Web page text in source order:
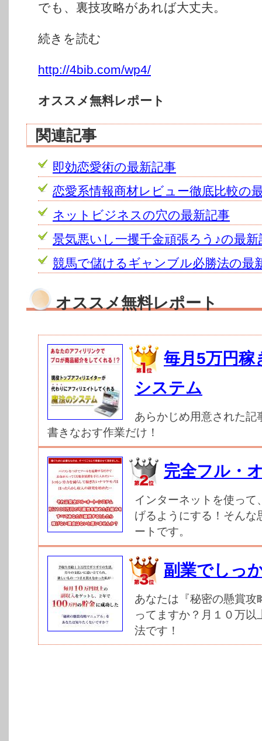
でも、裏技攻略があれば大丈夫。
続きを読む
http://4bib.com/wp4/
オススメ無料レポート
関連記事
即効恋愛術の最新記事
恋愛系情報商材レビュー徹底比較の
ネットビジネスの穴の最新記事
景気悪いし一攫千金頑張ろう♪の最新
競馬で儲けるギャンブル必勝法の最
オススメ無料レポート
毎月5万円稼
システム
あらかじめ用意された記
書きなおす作業だけ！
完全フル・
インターネットを使って
げるようにする！そんな
ートです。
副業でしっ
あなたは『秘密の懸賞攻
ってますか？月１０万以
法です！